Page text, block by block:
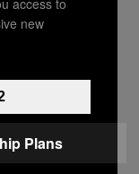
new
Plans